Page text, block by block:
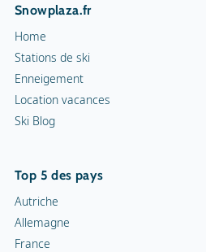
Snowplaza.fr
Home
Stations de ski
Enneigement
Location vacances
Ski Blog
Top 5 des pays
Autriche
Allemagne
France